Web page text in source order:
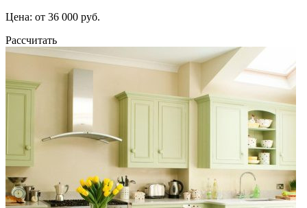
Цена: от 36 000 руб.
Рассчитать